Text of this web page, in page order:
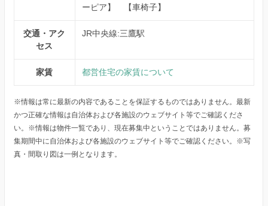
ーピア】 【車椅子】
交通・アク
セス
JR中央線:三鷹駅
家賃 都営住宅の家賃について
※情報は常に最新の内容であることを保証するものではありません。最新
かつ正確な情報は自治体および各施設のウェブサイト等でご確認くださ
い。※情報は物件一覧であり、現在募集中ということではありません。募
集期間中に自治体および各施設のウェブサイト等でご確認ください。※写
真・間取り図は一例となります。